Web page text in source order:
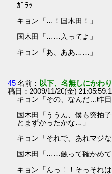
ｶﾞﾗｯ
キョン「…！国木田！」
国木田「……入ってよ」
キョン「あ、ああ……」
45 名前： 以下、名無しにかわ
稿日：2009/11/20(金)
キョン「その、なんだ…昨日
国木田「ううん、僕も突拍
とまずかったかな…」
キョン「それで、あれマジな
国木田「……触って確かめて
キョン「んっ！！そっそれ